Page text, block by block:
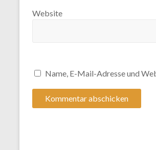
Website
Name, E-Mail-Adresse und